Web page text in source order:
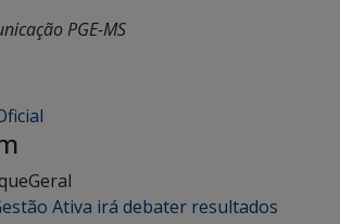
PGE-MS
Geral
Ativa irá debater resultados